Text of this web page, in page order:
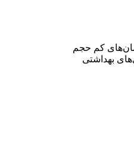
کم حجم
بهداشتی